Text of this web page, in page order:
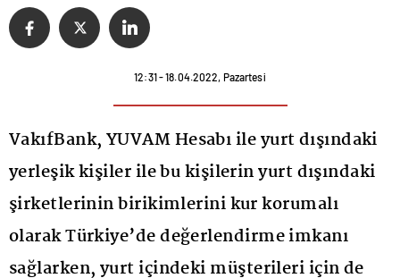
12:31 - 18.04.2022, Pazartesi
VakıfBank, YUVAM Hesabı ile yurt dışındaki
yerleşik kişiler ile bu kişilerin yurt dışındaki
şirketlerinin birikimlerini kur korumalı
olarak Türkiye’de değerlendirme imkanı
sağlarken, yurt içindeki müşterileri için de